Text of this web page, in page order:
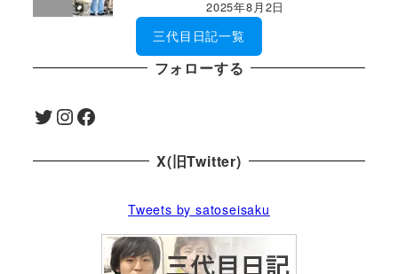
2025年8月2日
三代目日記一覧
フォローする
Twitter InstagramFacebook
X(旧Twitter)
Tweets by satoseisaku